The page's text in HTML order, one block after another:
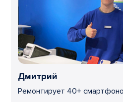
Дмитрий
Ремонтирует 40+